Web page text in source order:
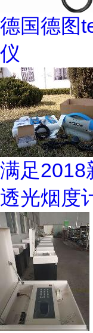
德国德图
仪
满足2018
透光烟度